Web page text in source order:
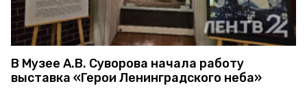
В Музее А.В. Суворова начала работу
выставка «Герои Ленинградского неба»